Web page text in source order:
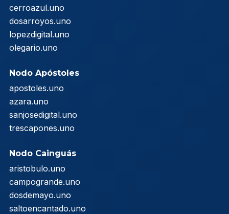
cerroazul.uno
dosarroyos.uno
lopezdigital.uno
olegario.uno
Nodo Apóstoles
apostoles.uno
azara.uno
sanjosedigital.uno
trescapones.uno
Nodo Cainguás
aristobulo.uno
campogrande.uno
dosdemayo.uno
saltoencantado.uno